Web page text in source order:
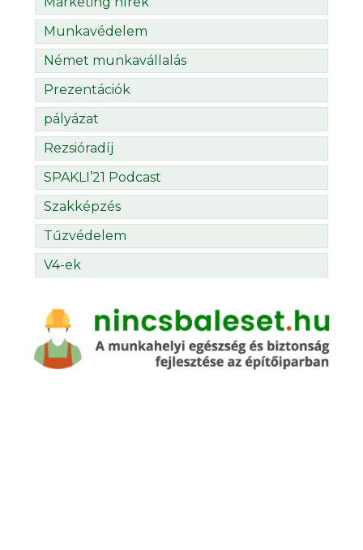
Munkavédelem
Német munkavállalás
Prezentációk
pályázat
Rezsióradíj
SPAKLI’21 Podcast
Szakképzés
Tűzvédelem
V4-ek